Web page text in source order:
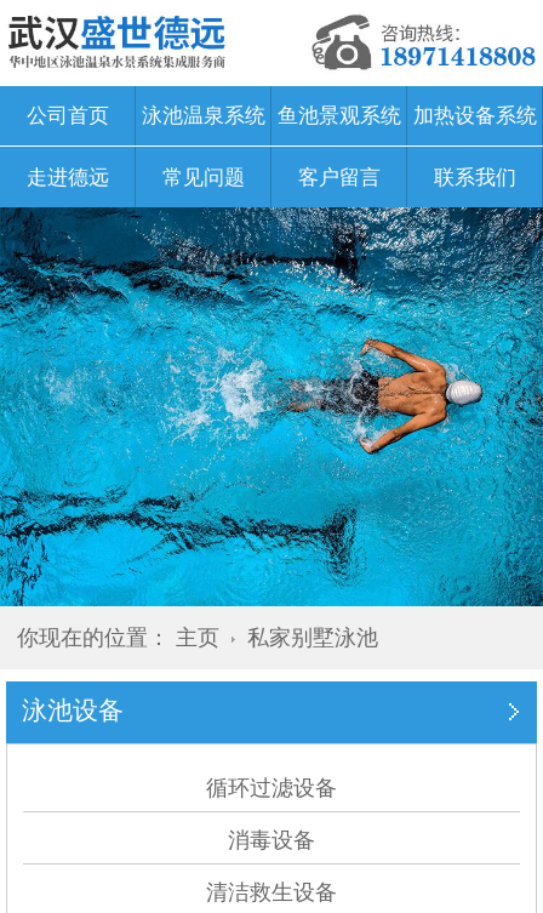
公司首页 泳池温泉系统 鱼池景观系统 加热设备系统
走进德远 常见问题 客户留言 联系我们
你现在的位置： 主页 私家别墅泳池
泳池设备
循环过滤设备
消毒设备
清洁救生设备